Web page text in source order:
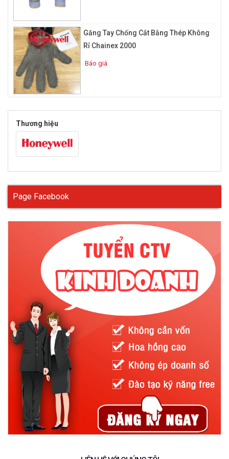
hợp với kỹ thuật đan tạo giúp hạn chế bụi bẩn và mang đến cảm
giác thật tay nhất khi sử dụng. Mặt đằng sau thoáng khí cải
thiện sự thông thoáng khi dùng. Đảm bảo mức chống cắt được
ở mức độ 5 theo tiêu chuẩn EN388
3.2. Găng tay chống cắt bằng sợi Kevlar
Được thiết kế từ vải sợi kevlar có đặc tính dai siêu bền dùng để
cắt, thái, gọt, bê kính, nhặt những vật sắc nhọn. Lòng bàn tay
của găng tay chống cắt làm từ sợi Kevlar còn được tráng thêm
cao su giúp chống trơn trượt hiệu quả.
Găng chống cắt sợi Kevlar được sản xuất từ các nguyên liệu
không độc hại, không gây kích ứng da bạn có thể sử dụng trong
công nghiệp da dụng, hay trong gia đình.
Găng Tay Chống Cắt Bằng Thép Không
Rỉ Chainex 2000
Báo giá
Thương hiệu
Page Facebook